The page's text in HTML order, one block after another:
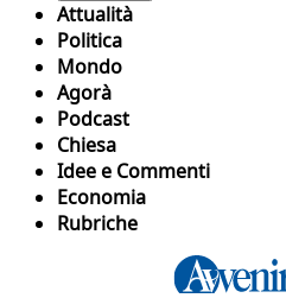
Attualità
Politica
Mondo
Agorà
Podcast
Chiesa
Idee e Commenti
Economia
Rubriche